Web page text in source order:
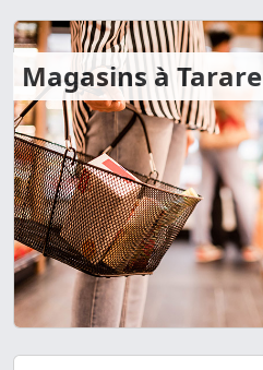
Magasins à Tarare